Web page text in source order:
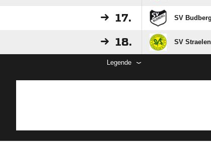
17. SV Budberg
18. SV Straelen
Legende